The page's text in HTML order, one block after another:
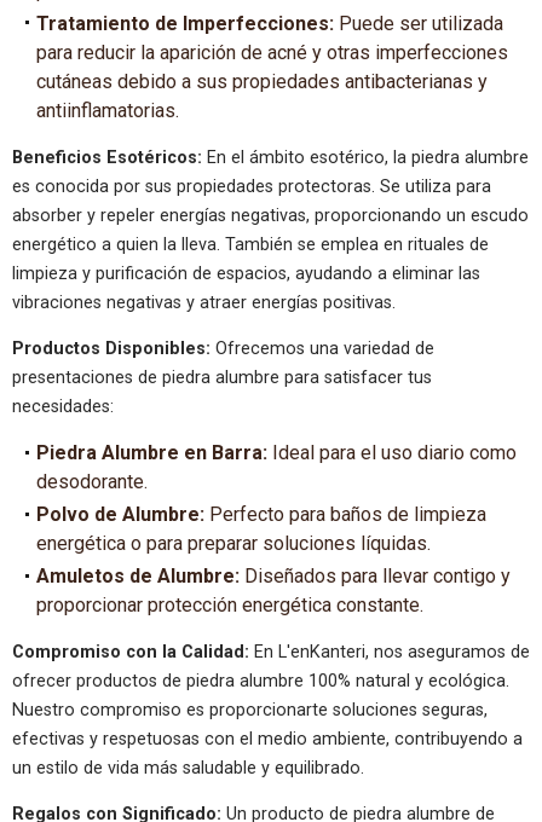
Tratamiento de Imperfecciones: Puede ser utilizada
para reducir la aparición de acné y otras imperfecciones
cutáneas debido a sus propiedades antibacterianas y
antiinflamatorias.
Beneficios Esotéricos: En el ámbito esotérico, la piedra alumbre
es conocida por sus propiedades protectoras. Se utiliza para
absorber y repeler energías negativas, proporcionando un escudo
energético a quien la lleva. También se emplea en rituales de
limpieza y purificación de espacios, ayudando a eliminar las
vibraciones negativas y atraer energías positivas.
Productos Disponibles: Ofrecemos una variedad de
presentaciones de piedra alumbre para satisfacer tus
necesidades:
Piedra Alumbre en Barra: Ideal para el uso diario como
desodorante.
Polvo de Alumbre: Perfecto para baños de limpieza
energética o para preparar soluciones líquidas.
Amuletos de Alumbre: Diseñados para llevar contigo y
proporcionar protección energética constante.
Compromiso con la Calidad: En L'enKanteri, nos aseguramos de
ofrecer productos de piedra alumbre 100% natural y ecológica.
Nuestro compromiso es proporcionarte soluciones seguras,
efectivas y respetuosas con el medio ambiente, contribuyendo a
un estilo de vida más saludable y equilibrado.
Regalos con Significado: Un producto de piedra alumbre de